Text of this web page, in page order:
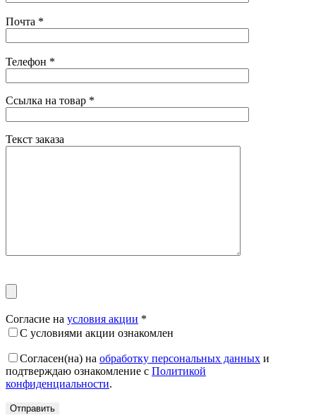
Почта *
Телефон *
Ссылка на товар *
Текст заказа
Согласие на условия акции *
С условиями акции ознакомлен
Согласен(на) на обработку персональных данных и
подтверждаю ознакомление с Политикой
конфиденциальности.